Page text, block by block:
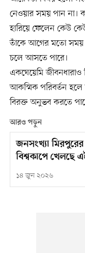
নেওয়ার সময় পান না।
হারিয়ে ফেলেন কেউ
তাঁকে আগের মতো সময়
চলে আসতে পারে।
একঘেয়েমি জীবনধারাও
আকস্মিক পরিবর্তন হলে
বিরক্ত অনুভব করতে
আরও পড়ুন
জনসংখ্যা
বিশ্বকাপে খেলছে
১৪ জুন ২০২৬